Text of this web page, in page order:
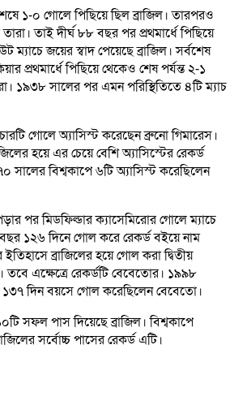
১-০ গোলে পিছিয়ে ছিল ব্রাজিল। তারপরও
তাই দীর্ঘ ৮৮ বছর পর প্রথমার্ধে পিছিয়ে
জয়ের স্বাদ পেয়েছে ব্রাজিল। সর্বশেষ
প্রথমার্ধে পিছিয়ে থেকেও শেষ পর্যন্ত ২-১
১৯৩৮ সালের পর এমন পরিস্থিতিতে ৪টি ম্যাচ
গোলে অ্যাসিস্ট করেছেন ব্রুনো গিমারেস।
হয়ে এর চেয়ে বেশি অ্যাসিস্টের রেকর্ড
সালের বিশ্বকাপে ৬টি অ্যাসিস্ট করেছিলেন
পর মিডফিল্ডার ক্যাসেমিরোর গোলে ম্যাচে
১২৬ দিনে গোল করে রেকর্ড বইয়ে নাম
ব্রাজিলের হয়ে গোল করা দ্বিতীয়
তবে এক্ষেত্রে রেকর্ডটি বেবেতোর। ১৯৯৮
১৩৭ দিন বয়সে গোল করেছিলেন বেবেতো।
সফল পাস দিয়েছে ব্রাজিল। বিশ্বকাপে
সর্বোচ্চ পাসের রেকর্ড এটি।